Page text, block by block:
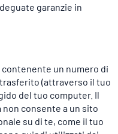
garanzie in
un numero di
(attraverso il tuo
del tuo computer. Il
consente a un sito
su di te, come il tuo